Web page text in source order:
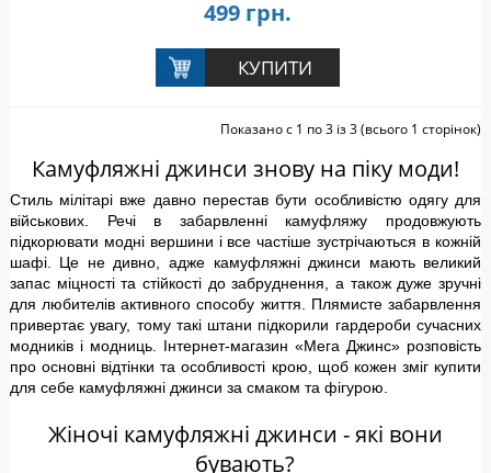
499 грн.
Показано с 1 по 3 із 3 (всього 1 сторінок)
Камуфляжні джинси знову на піку моди!
Стиль мілітарі вже давно перестав бути особливістю одягу для
військових. Речі в забарвленні камуфляжу продовжують
підкорювати модні вершини і все частіше зустрічаються в кожній
шафі. Це не дивно, адже камуфляжні джинси мають великий
запас міцності та стійкості до забруднення, а також дуже зручні
для любителів активного способу життя. Плямисте забарвлення
привертає увагу, тому такі штани підкорили гардероби сучасних
модників і модниць. Інтернет-магазин «Мега Джинс» розповість
про основні відтінки та особливості крою, щоб кожен зміг купити
для себе камуфляжні джинси за смаком та фігурою.
Жіночі камуфляжні джинси - які вони
бувають?